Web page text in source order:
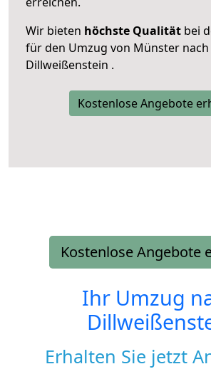
Wir bieten höchste Qualität bei
für den Umzug von Münster nach
Dillweißenstein .
Kostenlose Angebote
Kostenlose Angebote
Ihr Umzug
Erhalten Sie jetzt